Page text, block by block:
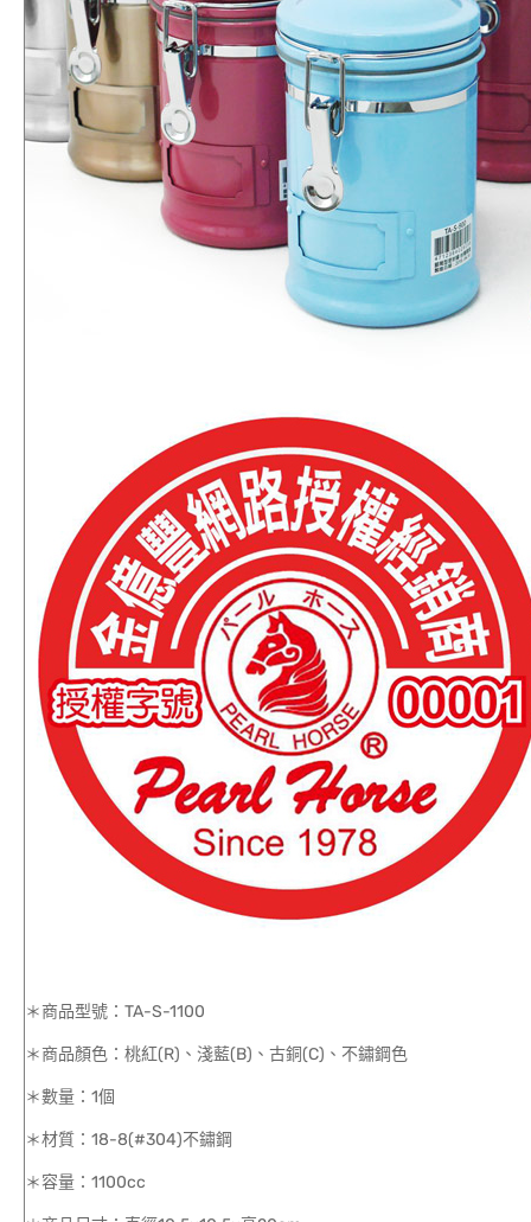
＊商品型號：TA-S-1100
＊商品顏色：桃紅(R)、淺藍(B)、古銅(C)、不鏽鋼色
＊數量：1個
＊材質：18-8(#304)不鏽鋼
＊容量：1100cc